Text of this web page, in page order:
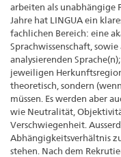
arbeiten als unabhängige
Jahre hat LINGUA ein
fachlichen Bereich: eine
Sprachwissenschaft,
analysierenden
jeweiligen
theoretisch, sondern
müssen. Es werden aber
wie Neutralität,
Verschwiegenheit.
Abhängigkeitsverhältnis
stehen. Nach dem